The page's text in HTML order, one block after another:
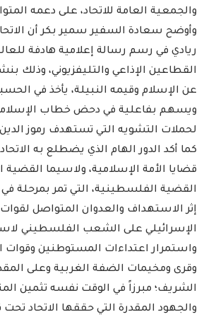
والجمعية العامة للاتحاد، على دعمه
وأوضح سعادة السفير سمير بكر أن
ريادي في رسم رسالة إعلامية هادفة
القطاعين الإذاعي والتليفزيوني، وذلك
عن الإسلام وقيمه النبيلة، يأخذ في
ويسهم بفاعلية في دحض خطاب
لحملات التشويه التي تستهدف رموز
كما أكد الدور الهام الذي يضطلع به
قضايا الأمة الإسلامية، ولاسيما القضية
القضية الفلسطينية، التي تمر بمرحلة
إثر الاستهداف والعدوان المتواصل لقوات
الإسرائيلي على الشعب الفلسطيني
واستمرار اعتداءات المستوطنين وقوات
وقرى ومخيمات الضفة الغربية وعلى
الشريف؛ مبرزاً في الوقت نفسه تثمين
والجهود المقدرة التي حققها الاتحاد تحت